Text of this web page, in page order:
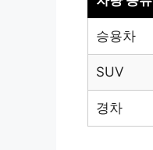
승용차
SUV
경차